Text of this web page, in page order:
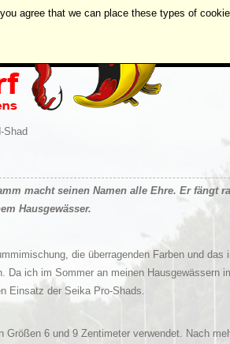
Shad
macht seinen Namen alle Ehre. Er fängt
Hausgewässer.
die überragenden Farben und das
ich im Sommer an meinen Hausgewässern
Einsatz der Seika Pro-Shads.
6 und 9 Zentimeter verwendet. Nach
agree that we can place these types of